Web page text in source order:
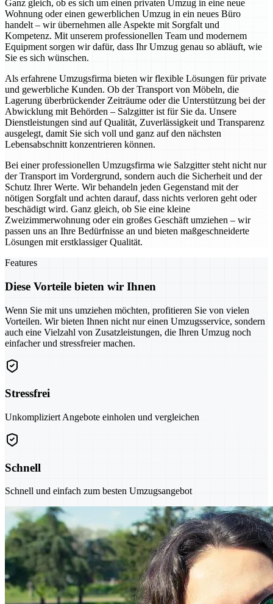
Ganz gleich, ob es sich um einen privaten Umzug in eine neue
Wohnung oder einen gewerblichen Umzug in ein neues Büro
handelt – wir übernehmen alle Aspekte mit Sorgfalt und
Kompetenz. Mit unserem professionellen Team und modernem
Equipment sorgen wir dafür, dass Ihr Umzug genau so abläuft, wie
Sie es sich wünschen.
Als erfahrene Umzugsfirma bieten wir flexible Lösungen für private
und gewerbliche Kunden. Ob der Transport von Möbeln, die
Lagerung überbrückender Zeiträume oder die Unterstützung bei der
Abwicklung mit Behörden – Salzgitter ist für Sie da. Unsere
Dienstleistungen sind auf Qualität, Zuverlässigkeit und Transparenz
ausgelegt, damit Sie sich voll und ganz auf den nächsten
Lebensabschnitt konzentrieren können.
Bei einer professionellen Umzugsfirma wie Salzgitter steht nicht nur
der Transport im Vordergrund, sondern auch die Sicherheit und der
Schutz Ihrer Werte. Wir behandeln jeden Gegenstand mit der
nötigen Sorgfalt und achten darauf, dass nichts verloren geht oder
beschädigt wird. Ganz gleich, ob Sie eine kleine
Zweizimmerwohnung oder ein großes Geschäft umziehen – wir
passen uns an Ihre Bedürfnisse an und bieten maßgeschneiderte
Lösungen mit erstklassiger Qualität.
Features
Diese Vorteile bieten wir Ihnen
Wenn Sie mit uns umziehen möchten, profitieren Sie von vielen
Vorteilen. Wir bieten Ihnen nicht nur einen Umzugsservice, sondern
auch eine Vielzahl von Zusatzleistungen, die Ihren Umzug noch
einfacher und stressfreier machen.
Stressfrei
Unkompliziert Angebote einholen und vergleichen
Schnell
Schnell und einfach zum besten Umzugsangebot